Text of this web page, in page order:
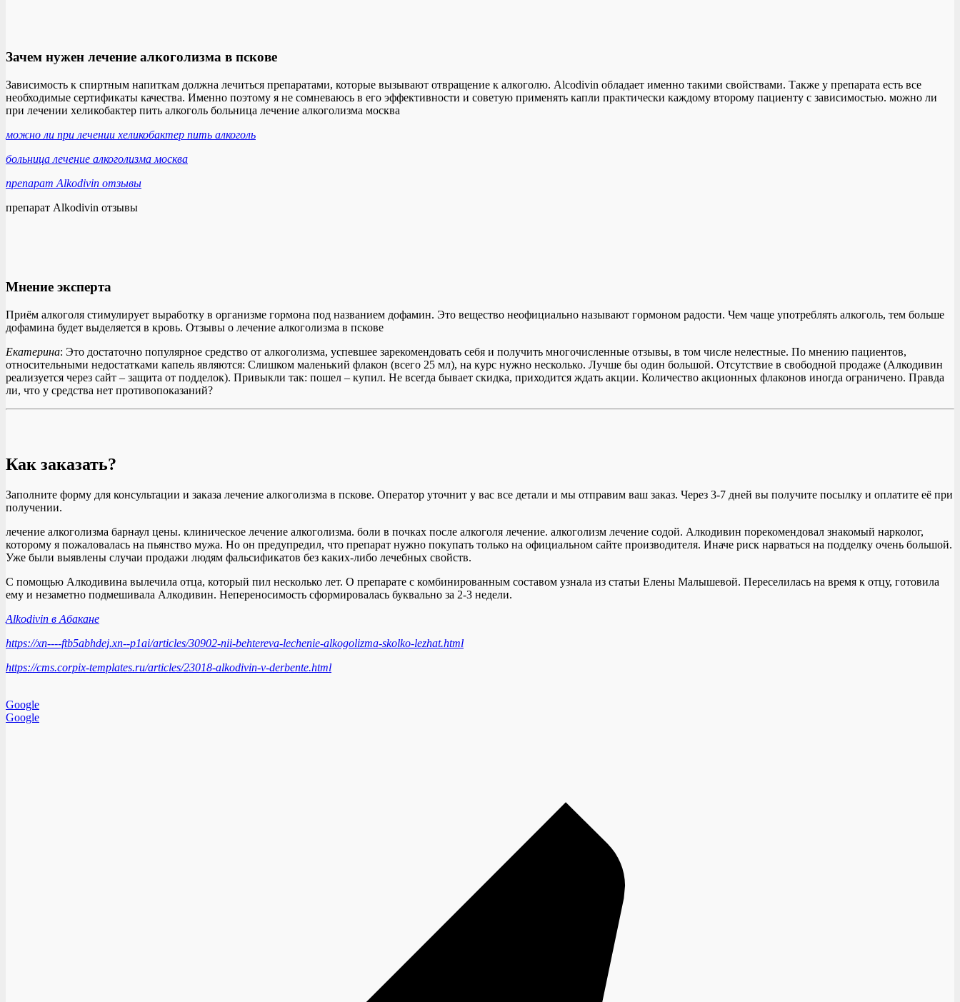
Зачем нужен лечение алкоголизма в пскове
Зависимость к спиртным напиткам должна лечиться препаратами, которые вызывают отвращение к алкоголю. Alcodivin обладает именно такими свойствами. Также у препарата есть все
необходимые сертификаты качества. Именно поэтому я не сомневаюсь в его эффективности и советую применять капли практически каждому второму пациенту с зависимостью. можно ли
при лечении хеликобактер пить алкоголь больница лечение алкоголизма москва
можно ли при лечении хеликобактер пить алкоголь
больница лечение алкоголизма москва
препарат Alkodivin отзывы
препарат Alkodivin отзывы
Мнение эксперта
Приём алкоголя стимулирует выработку в организме гормона под названием дофамин. Это вещество неофициально называют гормоном радости. Чем чаще употреблять алкоголь, тем больше
дофамина будет выделяется в кровь. Отзывы о лечение алкоголизма в пскове
Екатерина: Это достаточно популярное средство от алкоголизма, успевшее зарекомендовать себя и получить многочисленные отзывы, в том числе нелестные. По мнению пациентов,
относительными недостатками капель являются: Слишком маленький флакон (всего 25 мл), на курс нужно несколько. Лучше бы один большой. Отсутствие в свободной продаже (Алкодивин
реализуется через сайт – защита от подделок). Привыкли так: пошел – купил. Не всегда бывает скидка, приходится ждать акции. Количество акционных флаконов иногда ограничено. Правда
ли, что у средства нет противопоказаний?
Как заказать?
Заполните форму для консультации и заказа лечение алкоголизма в пскове. Оператор уточнит у вас все детали и мы отправим ваш заказ. Через 3-7 дней вы получите посылку и оплатите её при
получении.
лечение алкоголизма барнаул цены. клиническое лечение алкоголизма. боли в почках после алкоголя лечение. алкоголизм лечение содой. Алкодивин порекомендовал знакомый нарколог,
которому я пожаловалась на пьянство мужа. Но он предупредил, что препарат нужно покупать только на официальном сайте производителя. Иначе риск нарваться на подделку очень большой.
Уже были выявлены случаи продажи людям фальсификатов без каких-либо лечебных свойств.
С помощью Алкодивина вылечила отца, который пил несколько лет. О препарате с комбинированным составом узнала из статьи Елены Малышевой. Переселилась на время к отцу, готовила
ему и незаметно подмешивала Алкодивин. Непереносимость сформировалась буквально за 2-3 недели.
Alkodivin в Абакане
https://xn----ftb5abhdej.xn--p1ai/articles/30902-nii-behtereva-lechenie-alkogolizma-skolko-lezhat.html
https://cms.corpix-templates.ru/articles/23018-alkodivin-v-derbente.html
Google
Google